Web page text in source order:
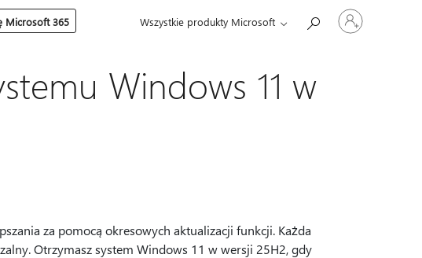
Microsoft 365 Wszystkie produkty Microsoft
Zaloguj
się
do
Windows 11 w
za pomocą okresowych aktualizacji funkcji. Każda
Otrzymasz system Windows 11 w wersji 25H2, gdy